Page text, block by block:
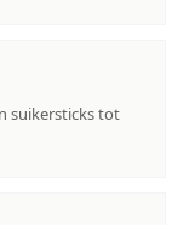
suikersticks tot